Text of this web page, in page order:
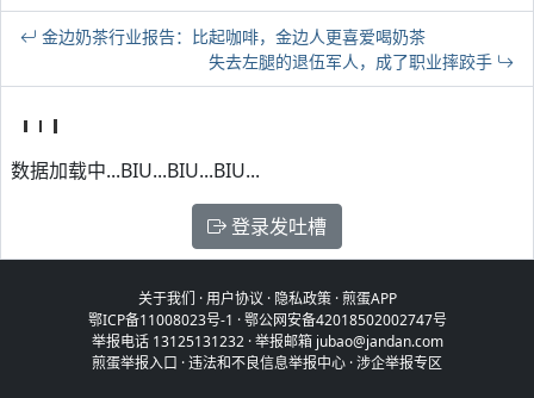
金边奶茶行业报告：比起咖啡，金边人更喜爱喝奶茶
失去左腿的退伍军人，成了职业摔跤手
数据加载中...BIU...BIU...BIU...
登录发吐槽
关于我们 ·用户协议 · 隐私政策·煎蛋APP
鄂ICP备11008023号-1 ·鄂公网安备42018502002747号
举报电话 13125131232 · 举报邮箱 jubao@jandan.com
煎蛋举报入口 ·违法和不良信息举报中心 ·涉企举报专区